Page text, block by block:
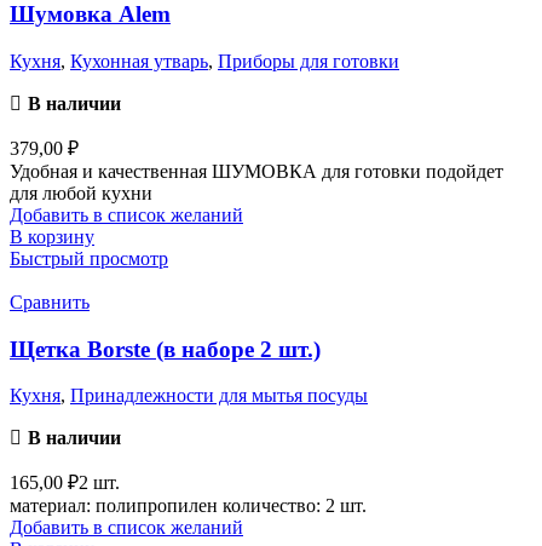
Шумовка Alem
Кухня, Кухонная утварь, Приборы для готовки
В наличии
379,00 ₽
Удобная и качественная ШУМОВКА для готовки подойдет
для любой кухни
Добавить в список желаний
В корзину
Быстрый просмотр
Сравнить
Щетка Borste (в наборе 2 шт.)
Кухня, Принадлежности для мытья посуды
В наличии
165,00 ₽2 шт.
материал: полипропилен количество: 2 шт.
Добавить в список желаний